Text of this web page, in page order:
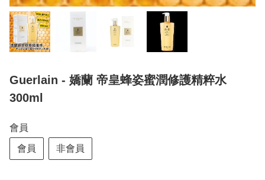
Guerlain - 嬌蘭 帝皇蜂姿蜜潤修護精粹水
300ml
會員
會員 非會員